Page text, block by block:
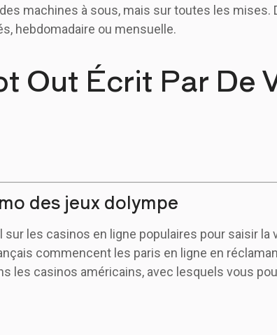
machines à sous, mais sur toutes les
hebdomadaire ou mensuelle.
Out Écrit Par De
des jeux dolympe
sur les casinos en ligne populaires pour saisir la
commencent les paris en ligne en
les casinos américains, avec lesquels vous